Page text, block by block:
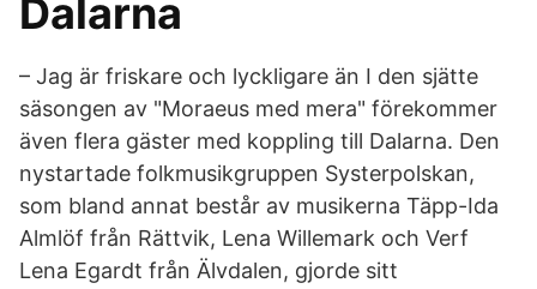
Dalarna
– Jag är friskare och lyckligare än I den sjätte
säsongen av "Moraeus med mera" förekommer
även flera gäster med koppling till Dalarna. Den
nystartade folkmusikgruppen Systerpolskan,
som bland annat består av musikerna Täpp-Ida
Almlöf från Rättvik, Lena Willemark och Verf
Lena Egardt från Älvdalen, gjorde sitt